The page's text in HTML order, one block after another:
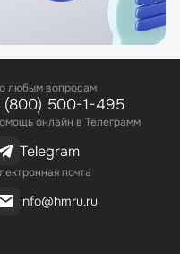
любым вопросам
(800) 500-1-495
онлайн в Телеграмм
Telegram
почта
info@hmru.ru